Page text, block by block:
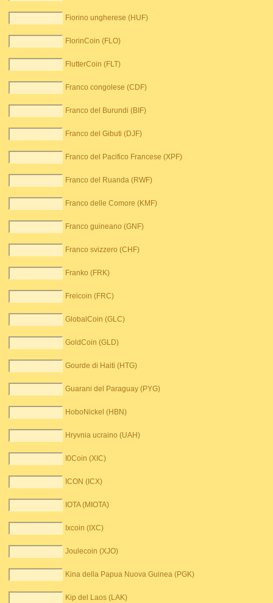
Fiorino ungherese (HUF)
FlorinCoin (FLO)
FlutterCoin (FLT)
Franco congolese (CDF)
Franco del Burundi (BIF)
Franco del Gibuti (DJF)
Franco del Pacifico Francese (XPF)
Franco del Ruanda (RWF)
Franco delle Comore (KMF)
Franco guineano (GNF)
Franco svizzero (CHF)
Franko (FRK)
Freicoin (FRC)
GlobalCoin (GLC)
GoldCoin (GLD)
Gourde di Haiti (HTG)
Guarani del Paraguay (PYG)
HoboNickel (HBN)
Hryvnia ucraino (UAH)
I0Coin (XIC)
ICON (ICX)
IOTA (MIOTA)
Ixcoin (IXC)
Joulecoin (XJO)
Kina della Papua Nuova Guinea (PGK)
Kip del Laos (LAK)